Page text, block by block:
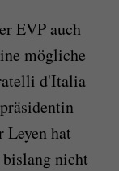
EVP auch
mögliche
d'Italia
hat
nicht